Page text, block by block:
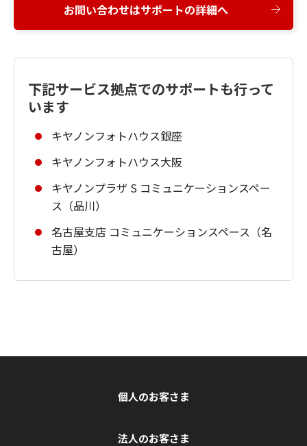
お問い合わせはサポートの詳細へ
下記サービス拠点でのサポートも行って
います
キヤノンフォトハウス銀座
キヤノンフォトハウス大阪
キヤノンプラザ S コミュニケーションスペー
ス（品川）
名古屋支店 コミュニケーションスペース（名
古屋）
個人のお客さま
法人のお客さま